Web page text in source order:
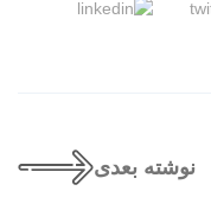
نوشته بعدی